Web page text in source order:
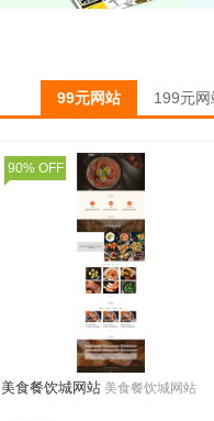
99元网站 199元网
90% OFF
美食餐饮城网站 美食餐饮城网站